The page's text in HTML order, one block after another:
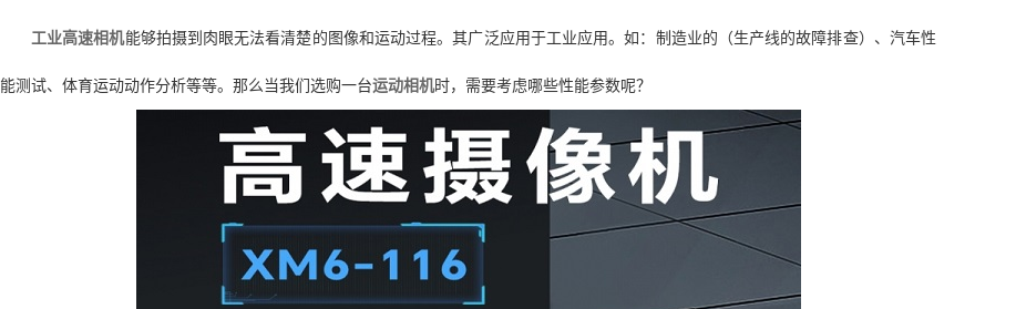
工业高速相机能够拍摄到肉眼无法看清楚的图像和运动过程。其广泛应用于工业应用。如：制造业的（生产线的故障排查）、汽车性
能测试、体育运动动作分析等等。那么当我们选购一台运动相机时，需要考虑哪些性能参数呢？